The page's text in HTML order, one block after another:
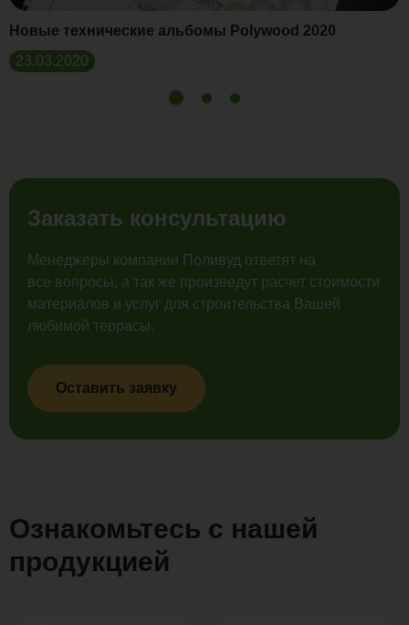
Новые технические альбомы Polywood 2020
23.03.2020
Заказать консультацию
Менеджеры компании Поливуд ответят на
все вопросы, а так же произведут расчет стоимости
материалов и услуг для строительства Вашей
любимой террасы.
Оставить заявку
Ознакомьтесь с нашей
продукцией